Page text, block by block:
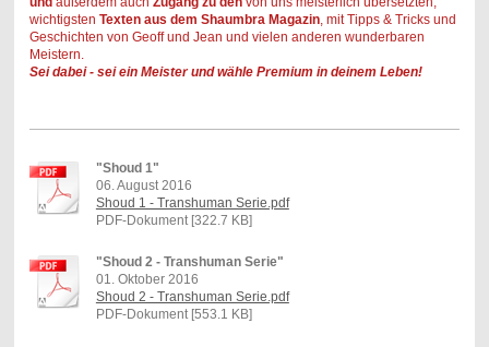
wichtigsten Texten aus dem Shaumbra Magazin, mit Tipps & Tricks und
Geschichten von Geoff und Jean und vielen anderen wunderbaren
Meistern.
Sei dabei - sei ein Meisterund wähle Premium in deinem Leben!
"Shoud 1"
06. August 2016
Shoud 1 - Transhuman Serie.pdf
PDF-Dokument [322.7 KB]
"Shoud 2 - Transhuman Serie"
01. Oktober 2016
Shoud 2 - Transhuman Serie.pdf
PDF-Dokument [553.1 KB]